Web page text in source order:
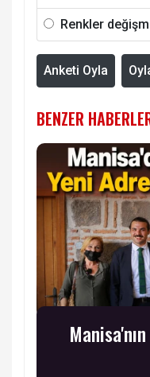
Renkler
Anketi Oyla
BENZER